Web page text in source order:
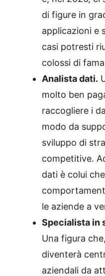
di figure in
applicazioni e
casi potresti
colossi di
Analista dati.
molto ben
raccogliere i
modo da
sviluppo di
competitive.
dati è colui
le aziende a
Specialista in
Una figura
diventerà
aziendali da